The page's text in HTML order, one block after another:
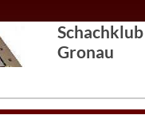
Schachklub
Gronau